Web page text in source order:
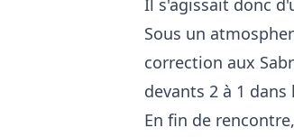
Il s'agissait donc
Sous un
correction aux
devants 2 à 1 dans
En fin de